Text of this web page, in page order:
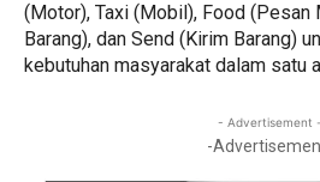
(Motor), Taxi (Mobil), Food (Pesan
Barang), dan Send (Kirim Barang)
kebutuhan masyarakat dalam satu
- Advertisement -
-